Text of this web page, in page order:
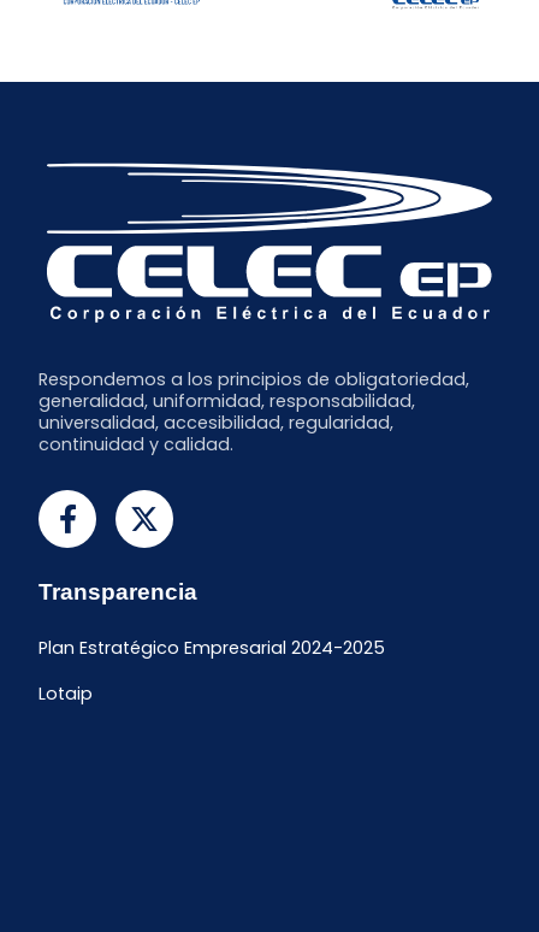
Respondemos a los principios de obligatoriedad,
generalidad, uniformidad, responsabilidad,
universalidad, accesibilidad, regularidad,
continuidad y calidad.
Transparencia
Plan Estratégico Empresarial 2024-2025
Lotaip